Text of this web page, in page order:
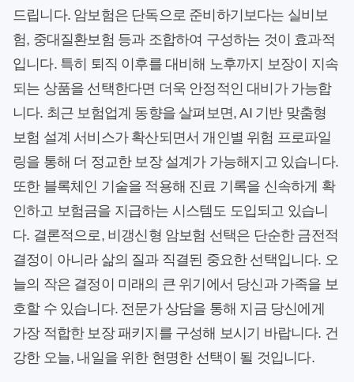
드립니다. 암보험은 단독으로 준비하기보다는 실비보
험, 중대질환보험 등과 조합하여 구성하는 것이 효과적
입니다. 특히 퇴직 이후를 대비해 노후까지 보장이 지속
되는 상품을 선택한다면 더욱 안정적인 대비가 가능합
니다. 최근 보험업계 동향을 살펴보면, AI 기반 맞춤형
보험 설계 서비스가 확산되면서 개인별 위험 프로파일
링을 통해 더 정교한 보장 설계가 가능해지고 있습니다.
또한 블록체인 기술을 적용해 진료 기록을 신속하게 확
인하고 보험금을 지급하는 시스템도 도입되고 있습니
다. 결론적으로, 비갱신형 암보험 선택은 단순한 금전적
결정이 아니라 삶의 질과 직결된 중요한 선택입니다. 오
늘의 작은 결정이 미래의 큰 위기에서 당신과 가족을 보
호할 수 있습니다. 전문가 상담을 통해 지금 당신에게
가장 적합한 보장 패키지를 구성해 보시기 바랍니다. 건
강한 오늘, 내일을 위한 현명한 선택이 될 것입니다.